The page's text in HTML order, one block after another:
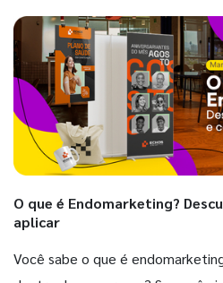
O que é Endomarketing?
aplicar
Você sabe o que é